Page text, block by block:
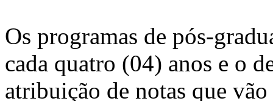
Os programas de pós-
cada quatro (04) anos e o
atribuição de notas que